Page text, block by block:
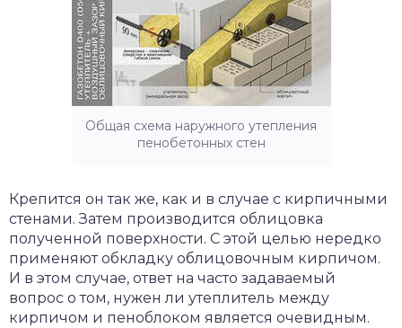
Общая схема наружного утепления
пенобетонных стен
Крепится он так же, как и в случае с кирпичными
стенами. Затем производится облицовка
полученной поверхности. С этой целью нередко
применяют обкладку облицовочным кирпичом.
И в этом случае, ответ на часто задаваемый
вопрос о том, нужен ли утеплитель между
кирпичом и пеноблоком является очевидным.